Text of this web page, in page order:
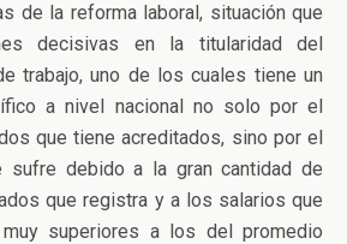
de la reforma laboral, situación que
decisivas en la titularidad del
trabajo, uno de los cuales tiene un
a nivel nacional no solo por el
que tiene acreditados, sino por el
sufre debido a la gran cantidad de
que registra y a los salarios que
superiores a los del promedio